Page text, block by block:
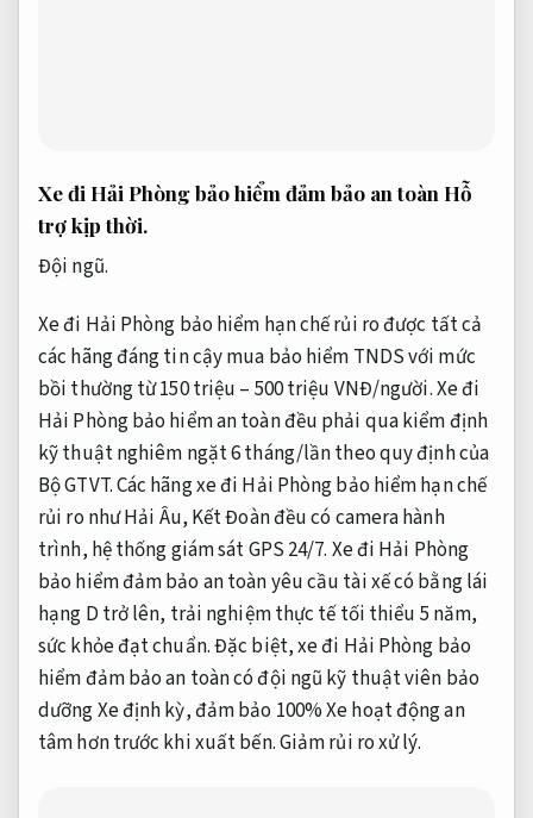
Xe đi Hải Phòng bảo hiểm đảm bảo an toàn Hỗ
trợ kịp thời.
Đội ngũ.
Xe đi Hải Phòng bảo hiểm hạn chế rủi ro được tất cả
các hãng đáng tin cậy mua bảo hiểm TNDS với mức
bồi thường từ 150 triệu – 500 triệu VNĐ/người. Xe đi
Hải Phòng bảo hiểm an toàn đều phải qua kiểm định
kỹ thuật nghiêm ngặt 6 tháng/lần theo quy định của
Bộ GTVT. Các hãng xe đi Hải Phòng bảo hiểm hạn chế
rủi ro như Hải Âu, Kết Đoàn đều có camera hành
trình, hệ thống giám sát GPS 24/7. Xe đi Hải Phòng
bảo hiểm đảm bảo an toàn yêu cầu tài xế có bằng lái
hạng D trở lên, trải nghiệm thực tế tối thiểu 5 năm,
sức khỏe đạt chuẩn. Đặc biệt, xe đi Hải Phòng bảo
hiểm đảm bảo an toàn có đội ngũ kỹ thuật viên bảo
dưỡng Xe định kỳ, đảm bảo 100% Xe hoạt động an
tâm hơn trước khi xuất bến.Giảm rủi ro xử lý.